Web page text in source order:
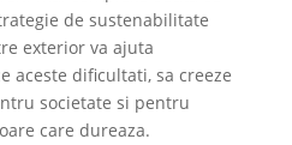
de sustenabilitate
exterior va ajuta
aceste dificultati, sa creeze
societate si pentru
care dureaza.